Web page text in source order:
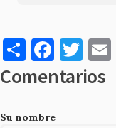
S
h
ar
e
F
a
c
e
T
w
it
Comentarios
Su nombre